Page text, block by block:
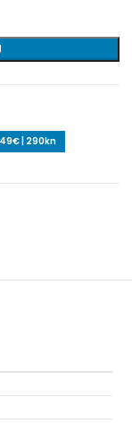
| 290kn